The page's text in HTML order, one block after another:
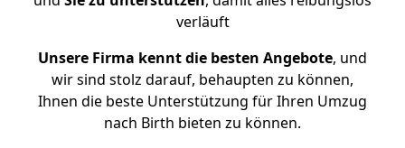
verläuft
Unsere Firma kennt die besten Angebote, und
wir sind stolz darauf, behaupten zu können,
Ihnen die beste Unterstützung für Ihren Umzug
nach Birth bieten zu können.